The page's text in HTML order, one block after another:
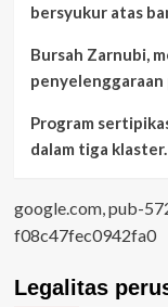
bersyukur atas
Bursah Zarnubi,
penyelenggaraan
Program
dalam tiga klaster.
google.com, pub-
f08c47fec0942fa0
Legalitas